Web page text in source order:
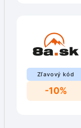
Zľavový kód
-10%